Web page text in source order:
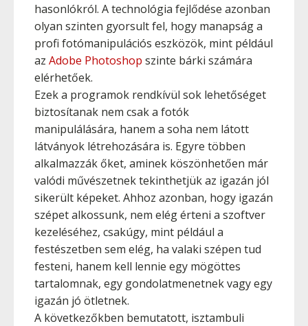
hasonlókról. A technológia fejlődése azonban
olyan szinten gyorsult fel, hogy manapság a
profi fotómanipulációs eszközök, mint például
az Adobe Photoshop szinte bárki számára
elérhetőek.
Ezek a programok rendkívül sok lehetőséget
biztosítanak nem csak a fotók
manipulálására, hanem a soha nem látott
látványok létrehozására is. Egyre többen
alkalmazzák őket, aminek köszönhetően már
valódi művészetnek tekinthetjük az igazán jól
sikerült képeket. Ahhoz azonban, hogy igazán
szépet alkossunk, nem elég érteni a szoftver
kezeléséhez, csakúgy, mint például a
festészetben sem elég, ha valaki szépen tud
festeni, hanem kell lennie egy mögöttes
tartalomnak, egy gondolatmenetnek vagy egy
igazán jó ötletnek.
A következőkben bemutatott, isztambuli